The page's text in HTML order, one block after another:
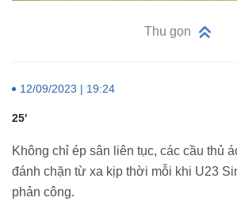
Thu gọn
12/09/2023 | 19:24
25'
Không chỉ ép sân liên tục, các cầu thủ
đánh chặn từ xa kịp thời mỗi khi U23
phản công.